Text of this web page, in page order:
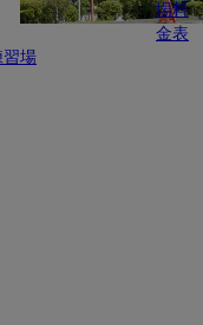
場料
金表
習場